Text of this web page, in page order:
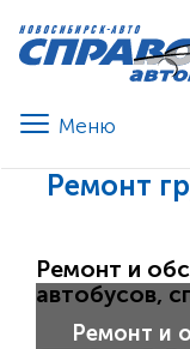
Ремонт
Ремонт и
автобусов,
Ремонт и